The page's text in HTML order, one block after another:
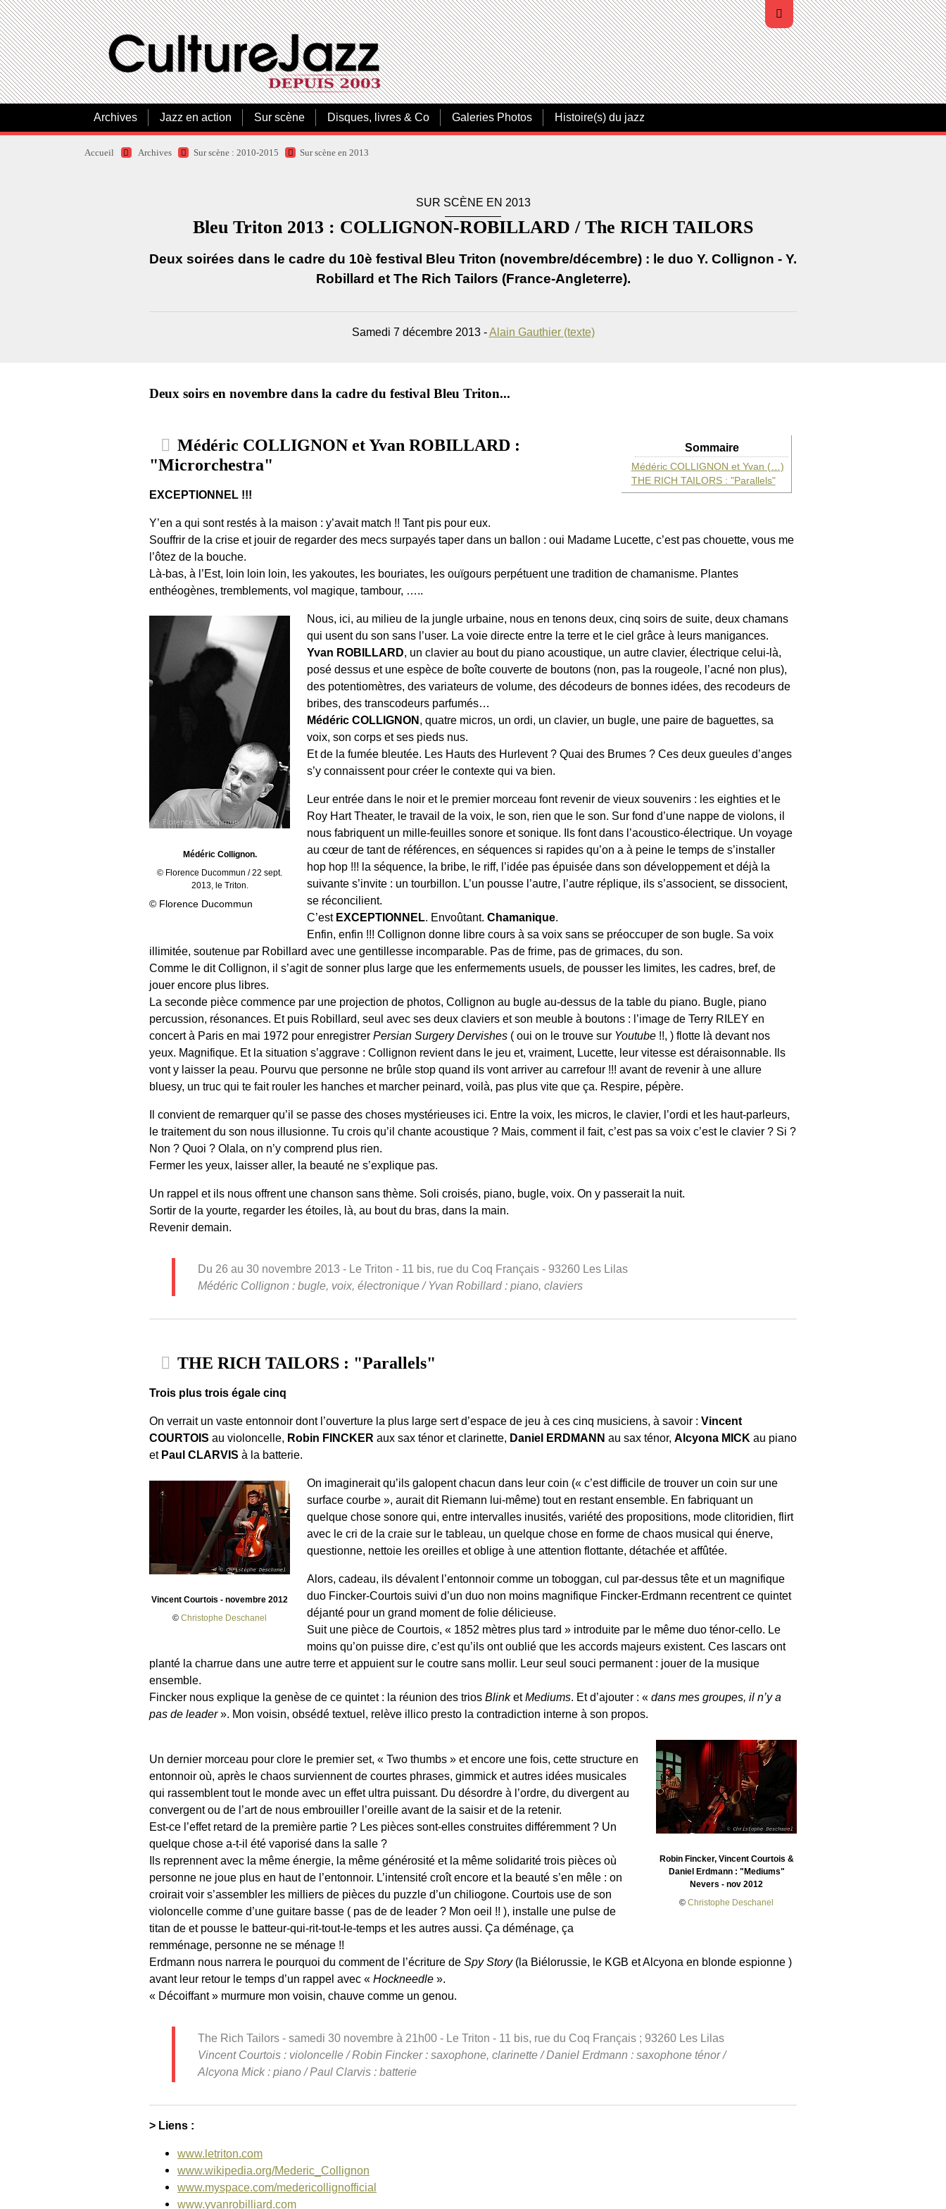
Archives Jazz en action Sur scène Disques, livres & Co Galeries Photos Histoire(s) du jazz
Accueil Archives Sur scène : 2010-2015 Sur scène en 2013
SUR SCÈNE EN 2013
Bleu Triton 2013 : COLLIGNON-ROBILLARD / The RICH TAILORS
Deux soirées dans le cadre du 10è festival Bleu Triton (novembre/décembre) : le duo Y. Collignon - Y.
Robillard et The Rich Tailors (France-Angleterre).
Samedi 7 décembre 2013 -Alain Gauthier (texte)
Deux soirs en novembre dans la cadre du festival Bleu Triton...
Sommaire
Médéric COLLIGNON et Yvan (…)
THE RICH TAILORS : "Parallels"
Médéric COLLIGNON et Yvan ROBILLARD :
"Microrchestra"
EXCEPTIONNEL !!!
Y’en a qui sont restés à la maison : y’avait match !! Tant pis pour eux.
Souffrir de la crise et jouir de regarder des mecs surpayés taper dans un ballon : oui Madame Lucette, c’est pas chouette, vous me
l’ôtez de la bouche.
Là-bas, à l’Est, loin loin loin, les yakoutes, les bouriates, les ouïgours perpétuent une tradition de chamanisme. Plantes
enthéogènes, tremblements, vol magique, tambour, …..
Médéric Collignon.
© Florence Ducommun / 22 sept.
2013, le Triton.
© Florence Ducommun
Nous, ici, au milieu de la jungle urbaine, nous en tenons deux, cinq soirs de suite, deux chamans
qui usent du son sans l’user. La voie directe entre la terre et le ciel grâce à leurs manigances.
Yvan ROBILLARD, un clavier au bout du piano acoustique, un autre clavier, électrique celui-là,
posé dessus et une espèce de boîte couverte de boutons (non, pas la rougeole, l’acné non plus),
des potentiomètres, des variateurs de volume, des décodeurs de bonnes idées, des recodeurs de
bribes, des transcodeurs parfumés…
Médéric COLLIGNON, quatre micros, un ordi, un clavier, un bugle, une paire de baguettes, sa
voix, son corps et ses pieds nus.
Et de la fumée bleutée. Les Hauts des Hurlevent ? Quai des Brumes ? Ces deux gueules d’anges
s’y connaissent pour créer le contexte qui va bien.
Leur entrée dans le noir et le premier morceau font revenir de vieux souvenirs : les eighties et le
Roy Hart Theater, le travail de la voix, le son, rien que le son. Sur fond d’une nappe de violons, il
nous fabriquent un mille-feuilles sonore et sonique. Ils font dans l’acoustico-électrique. Un voyage
au cœur de tant de références, en séquences si rapides qu’on a à peine le temps de s’installer
hop hop !!! la séquence, la bribe, le riff, l’idée pas épuisée dans son développement et déjà la
suivante s’invite : un tourbillon. L’un pousse l’autre, l’autre réplique, ils s’associent, se dissocient,
se réconcilient.
C’est EXCEPTIONNEL. Envoûtant.Chamanique.
Enfin, enfin !!! Collignon donne libre cours à sa voix sans se préoccuper de son bugle. Sa voix
illimitée, soutenue par Robillard avec une gentillesse incomparable. Pas de frime, pas de grimaces, du son.
Comme le dit Collignon, il s’agit de sonner plus large que les enfermements usuels, de pousser les limites, les cadres, bref, de
jouer encore plus libres.
La seconde pièce commence par une projection de photos, Collignon au bugle au-dessus de la table du piano. Bugle, piano
percussion, résonances. Et puis Robillard, seul avec ses deux claviers et son meuble à boutons : l’image de Terry RILEY en
concert à Paris en mai 1972 pour enregistrer Persian Surgery Dervishes ( oui on le trouve sur Youtube !!, ) flotte là devant nos
yeux. Magnifique. Et la situation s’aggrave : Collignon revient dans le jeu et, vraiment, Lucette, leur vitesse est déraisonnable. Ils
vont y laisser la peau. Pourvu que personne ne brûle stop quand ils vont arriver au carrefour !!! avant de revenir à une allure
bluesy, un truc qui te fait rouler les hanches et marcher peinard, voilà, pas plus vite que ça. Respire, pépère.
Il convient de remarquer qu’il se passe des choses mystérieuses ici. Entre la voix, les micros, le clavier, l’ordi et les haut-parleurs,
le traitement du son nous illusionne. Tu crois qu’il chante acoustique ? Mais, comment il fait, c’est pas sa voix c’est le clavier ? Si ?
Non ? Quoi ? Olala, on n’y comprend plus rien.
Fermer les yeux, laisser aller, la beauté ne s’explique pas.
Un rappel et ils nous offrent une chanson sans thème. Soli croisés, piano, bugle, voix. On y passerait la nuit.
Sortir de la yourte, regarder les étoiles, là, au bout du bras, dans la main.
Revenir demain.
Du 26 au 30 novembre 2013 - Le Triton - 11 bis, rue du Coq Français - 93260 Les Lilas
Médéric Collignon : bugle, voix, électronique / Yvan Robillard : piano, claviers
THE RICH TAILORS : "Parallels"
Trois plus trois égale cinq
On verrait un vaste entonnoir dont l’ouverture la plus large sert d’espace de jeu à ces cinq musiciens, à savoir : Vincent
COURTOIS au violoncelle, Robin FINCKER aux sax ténor et clarinette, Daniel ERDMANN au sax ténor, Alcyona MICK au piano
et Paul CLARVIS à la batterie.
Vincent Courtois - novembre 2012
© Christophe Deschanel
On imaginerait qu’ils galopent chacun dans leur coin (« c’est difficile de trouver un coin sur une
surface courbe », aurait dit Riemann lui-même) tout en restant ensemble. En fabriquant un
quelque chose sonore qui, entre intervalles inusités, variété des propositions, mode clitoridien, flirt
avec le cri de la craie sur le tableau, un quelque chose en forme de chaos musical qui énerve,
questionne, nettoie les oreilles et oblige à une attention flottante, détachée et affûtée.
Alors, cadeau, ils dévalent l’entonnoir comme un toboggan, cul par-dessus tête et un magnifique
duo Fincker-Courtois suivi d’un duo non moins magnifique Fincker-Erdmann recentrent ce quintet
déjanté pour un grand moment de folie délicieuse.
Suit une pièce de Courtois, « 1852 mètres plus tard » introduite par le même duo ténor-cello. Le
moins qu’on puisse dire, c’est qu’ils ont oublié que les accords majeurs existent. Ces lascars ont
planté la charrue dans une autre terre et appuient sur le coutre sans mollir. Leur seul souci permanent : jouer de la musique
ensemble.
Fincker nous explique la genèse de ce quintet : la réunion des trios BlinketMediums. Et d’ajouter : « dans mes groupes, il n’y a
pas de leader». Mon voisin, obsédé textuel, relève illico presto la contradiction interne à son propos.
Robin Fincker, Vincent Courtois &
Daniel Erdmann : "Mediums"
Nevers - nov 2012
© Christophe Deschanel
Un dernier morceau pour clore le premier set, « Two thumbs » et encore une fois, cette structure en
entonnoir où, après le chaos surviennent de courtes phrases, gimmick et autres idées musicales
qui rassemblent tout le monde avec un effet ultra puissant. Du désordre à l’ordre, du divergent au
convergent ou de l’art de nous embrouiller l’oreille avant de la saisir et de la retenir.
Est-ce l’effet retard de la première partie ? Les pièces sont-elles construites différemment ? Un
quelque chose a-t-il été vaporisé dans la salle ?
Ils reprennent avec la même énergie, la même générosité et la même solidarité trois pièces où
personne ne joue plus en haut de l’entonnoir. L’intensité croît encore et la beauté s’en mêle : on
croirait voir s’assembler les milliers de pièces du puzzle d’un chiliogone. Courtois use de son
violoncelle comme d’une guitare basse ( pas de de leader ? Mon oeil !! ), installe une pulse de
titan de et pousse le batteur-qui-rit-tout-le-temps et les autres aussi. Ça déménage, ça
remménage, personne ne se ménage !!
Erdmann nous narrera le pourquoi du comment de l’écriture de Spy Story(la Biélorussie, le KGB et Alcyona en blonde espionne )
avant leur retour le temps d’un rappel avec « Hockneedle ».
« Décoiffant » murmure mon voisin, chauve comme un genou.
The Rich Tailors - samedi 30 novembre à 21h00 - Le Triton - 11 bis, rue du Coq Français ; 93260 Les Lilas
Vincent Courtois : violoncelle / Robin Fincker : saxophone, clarinette / Daniel Erdmann : saxophone ténor /
Alcyona Mick : piano / Paul Clarvis : batterie
> Liens :
www.letriton.com
www.wikipedia.org/Mederic_Collignon
www.myspace.com/medericollignofficial‎
www.yvanrobilliard.com